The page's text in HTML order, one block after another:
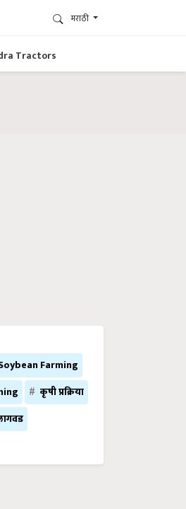
मराठी
Farming
कृषी प्रक्रिया